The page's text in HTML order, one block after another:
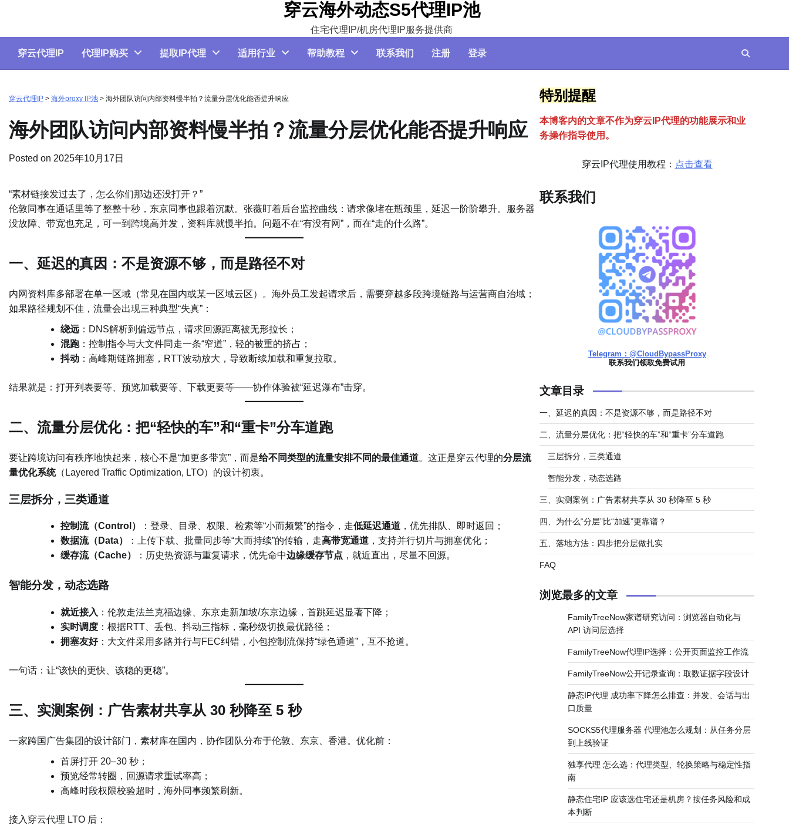
content
穿云海外动态S5代理IP池
住宅代理IP/机房代理IP服务提供商
穿云代理IP 代理IP购买 提取IP代理 适用行业 帮助教程 联系我们 注册 登录
穿云代理IP > 海外proxy IP池 > 海外团队访问内部资料慢半拍？流量分层优化能否提升响应
海外团队访问内部资料慢半拍？流量分层优化能否提升响应
Posted on 2025年10月17日
“素材链接发过去了，怎么你们那边还没打开？”
伦敦同事在通话里等了整整十秒，东京同事也跟着沉默。张薇盯着后台监控曲线：请求像堵在瓶颈里，延迟一阶阶攀升。服务器
没故障、带宽也充足，可一到跨境高并发，资料库就慢半拍。问题不在“有没有网”，而在“走的什么路”。
一、延迟的真因：不是资源不够，而是路径不对
内网资料库多部署在单一区域（常见在国内或某一区域云区）。海外员工发起请求后，需要穿越多段跨境链路与运营商自治域；
如果路径规划不佳，流量会出现三种典型“失真”：
绕远 ：DNS解析到偏远节点，请求回源距离被无形拉长；
混跑：控制指令与大文件同走一条“窄道”，轻的被重的挤占；
抖动 ：高峰期链路拥塞，RTT波动放大，导致断续加载和重复拉取。
结果就是：打开列表要等、预览加载要等、下载更要等——协作体验被“延迟瀑布”击穿。
二、流量分层优化：把“轻快的车”和“重卡”分车道跑
要让跨境访问有秩序地快起来，核心不是“加更多带宽”，而是给不同类型的流量安排不同的最佳通道。这正是穿云代理的分层流
量优化系统（Layered Traffic Optimization, LTO）的设计初衷。
三层拆分，三类通道
控制流（Control） ：登录、目录、权限、检索等“小而频繁”的指令，走低延迟通道 ，优先排队、即时返回；
数据流（Data）
：上传下载、批量同步等“大而持续”的传输，走高带宽通道 ，支持并行切片与拥塞优化；
缓存流（Cache）
：历史热资源与重复请求，优先命中边缘缓存节点 ，就近直出，尽量不回源。
智能分发，动态选路
就近接入 ：伦敦走法兰克福边缘、东京走新加坡/东京边缘，首跳延迟显著下降；
实时调度 ：根据RTT、丢包、抖动三指标，毫秒级切换最优路径；
拥塞友好：大文件采用多路并行与FEC纠错，小包控制流保持“绿色通道”，互不抢道。
一句话：让“该快的更快、该稳的更稳”。
三、实测案例：广告素材共享从 30 秒降至 5 秒
一家跨国广告集团的设计部门，素材库在国内，协作团队分布于伦敦、东京、香港。优化前：
首屏打开 20–30 秒；
预览经常转圈，回源请求重试率高；
高峰时段权限校验超时，海外同事频繁刷新。
接入穿云代理 LTO 后：
特别提醒
本博客内的文章不作为穿云 P代理的功能展示和业
务操作指导使用。
穿云IP代理使用教程： 点击查看
联系我们
Telegram：@CloudBypassProxy
联系我们领取免费试用
文章目录
一、延迟的真因：不是资源不够，而是路径不对
二、流量分层优化：把“轻快的车”和“重卡”分车道跑
三层拆分，三类通道
智能分发，动态选路
三、实测案例：广告素材共享从 30 秒降至 5 秒
四、为什么“分层”比“加速”更靠谱？
五、落地方法：四步把分层做扎实
FAQ
浏览最多的文章
FamilyTreeNow家谱研究访问：浏览器自动化与
API 访问层选择
FamilyTreeNow代理IP选择：公开页面监控工作流
FamilyTreeNow公开记录查询：取数证据字段设计
静态IP代理 成功率下降怎么排查：并发、会话与出
口质量
SOCKS5代理服务器 代理池怎么规划：从任务分层
到上线验证
独享代理 怎么选：代理类型、轮换策略与稳定性指
南
静态住宅IP 应该选住宅还是机房？按任务风险和成
本判断